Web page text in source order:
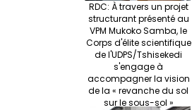
RDC: À travers un projet
structurant présenté au
VPM Mukoko Samba, le
Corps d'élite scientifique
de l'UDPS/Tshisekedi
s'engage à
accompagner la vision
de la « revanche du sol
sur le sous-sol »